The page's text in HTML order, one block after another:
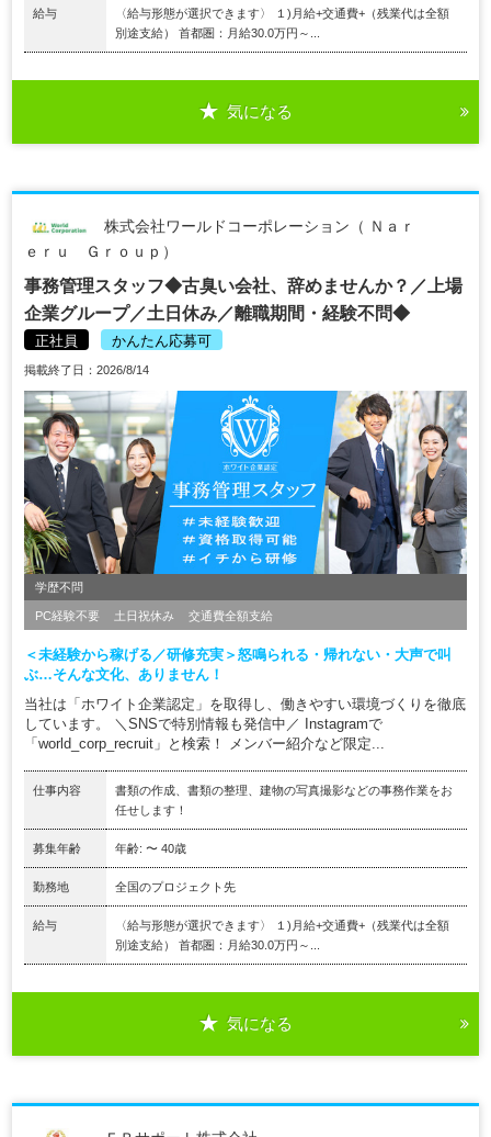
給与
〈給与形態が選択できます〉 １)月給+交通費+（残業代は全額
別途支給） 首都圏：月給30.0万円～...
気になる
株式会社ワールドコーポレーション（ Ｎａｒ
ｅｒｕ Ｇｒｏｕｐ）
事務管理スタッフ◆古臭い会社、辞めませんか？／上場
企業グループ／土日休み／離職期間・経験不問◆
正社員 かんたん応募可
掲載終了日：2026/8/14
学歴不問
PC経験不要 土日祝休み 交通費全額支給
＜未経験から稼げる／研修充実＞怒鳴られる・帰れない・大声で叫
ぶ…そんな文化、ありません！
当社は「ホワイト企業認定」を取得し、働きやすい環境づくりを徹底
しています。 ＼SNSで特別情報も発信中／ Instagramで
「world_corp_recruit」と検索！ メンバー紹介など限定...
仕事内容
書類の作成、書類の整理、建物の写真撮影などの事務作業をお
任せします！
募集年齢 年齢: 〜 40歳
勤務地 全国のプロジェクト先
給与
〈給与形態が選択できます〉 １)月給+交通費+（残業代は全額
別途支給） 首都圏：月給30.0万円～...
気になる